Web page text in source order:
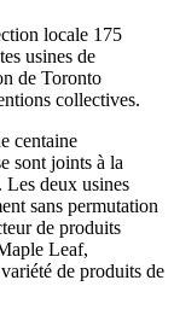
locale 175
usines de
de Toronto
collectives.
centaine
sont joints à la
deux usines
sans permutation
de produits
Leaf,
de produits de